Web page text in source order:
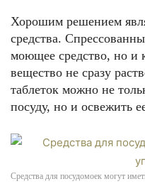
Хорошим решением
средства.
моющее средство, но и
вещество не сразу
таблеток можно не
посуду, но и освежить
Средства для посудомоек могут